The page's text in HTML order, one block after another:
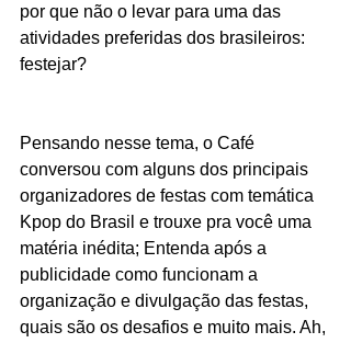
por que não o levar para uma das
atividades preferidas dos brasileiros:
festejar?
Pensando nesse tema, o Café
conversou com alguns dos principais
organizadores de festas com temática
Kpop do Brasil e trouxe pra você uma
matéria inédita; Entenda após a
publicidade como funcionam a
organização e divulgação das festas,
quais são os desafios e muito mais. Ah,